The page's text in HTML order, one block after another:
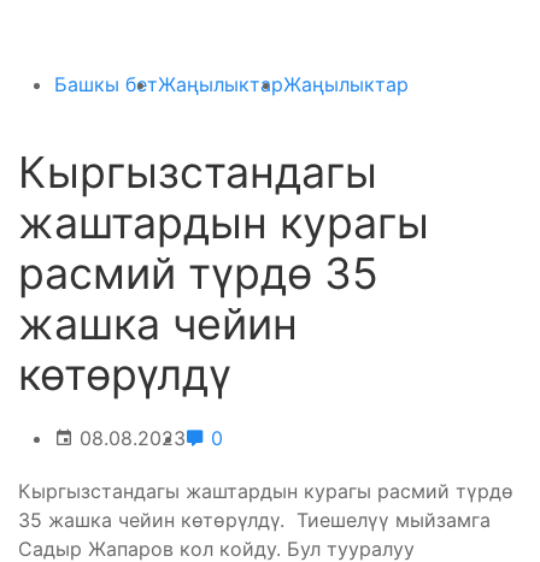
Башкы бетЖаңылыктарЖаңылыктар
Кыргызстандагы
жаштардын курагы
расмий түрдө 35
жашка чейин
көтөрүлдү
08.08.2023 0
Кыргызстандагы жаштардын курагы расмий түрдө
35 жашка чейин көтөрүлдү. Тиешелүү мыйзамга
Садыр Жапаров кол койду. Бул тууралуу